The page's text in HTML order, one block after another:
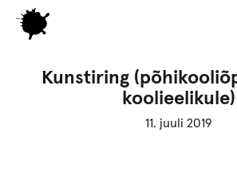
Kunstiring
koolieelikule)
11. juuli 2019